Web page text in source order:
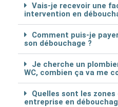
Vais-je recevoir une
intervention en
Comment puis-je
son débouchage ?
Je cherche un
WC, combien ça va me
Quelles sont les
entreprise en